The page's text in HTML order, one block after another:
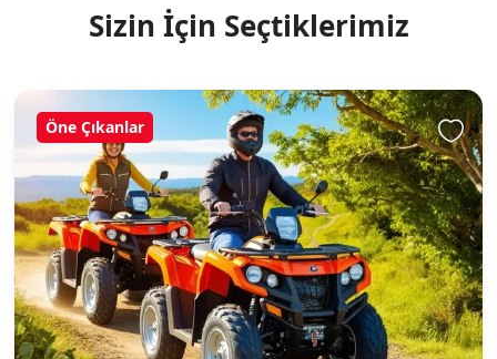
Sizin İçin Seçtiklerimiz
Öne Çıkanlar